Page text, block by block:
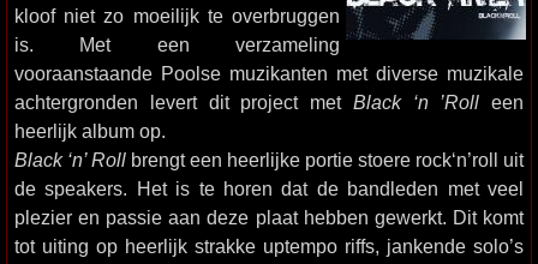
kloof niet zo moeilijk te overbruggen
is. Met een verzameling
vooraanstaande Poolse muzikanten met diverse muzikale
achtergronden levert dit project met Black ‘n ’Roll een
heerlijk album op.
Black ‘n’ Roll brengt een heerlijke portie stoere rock‘n’roll uit
de speakers. Het is te horen dat de bandleden met veel
plezier en passie aan deze plaat hebben gewerkt. Dit komt
tot uiting op heerlijk strakke uptempo riffs, jankende solo’s